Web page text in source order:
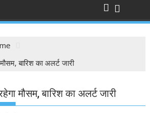
बारिश का अलर्ट जारी
मौसम, बारिश का अलर्ट जारी